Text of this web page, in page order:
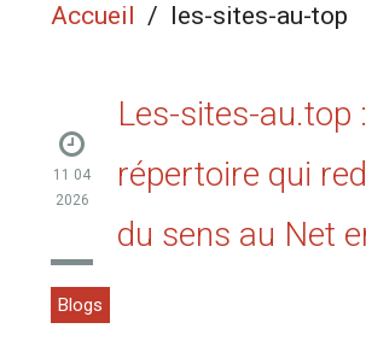
Accueil / les-sites-au-top
11 04
2026
Les-sites-au.top
répertoire qui
du sens au Net
Blogs